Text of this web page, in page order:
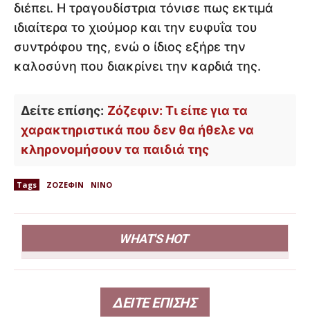
διέπει. Η τραγουδίστρια τόνισε πως εκτιμά
ιδιαίτερα το χιούμορ και την ευφυΐα του
συντρόφου της, ενώ ο ίδιος εξήρε την
καλοσύνη που διακρίνει την καρδιά της.
Δείτε επίσης: Ζόζεφιν: Τι είπε για τα
χαρακτηριστικά που δεν θα ήθελε να
κληρονομήσουν τα παιδιά της
Tags ΖΟΖΕΦΙΝ ΝΙΝΟ
WHAT'S HOT
ΔΕΙΤΕ ΕΠΙΣΗΣ